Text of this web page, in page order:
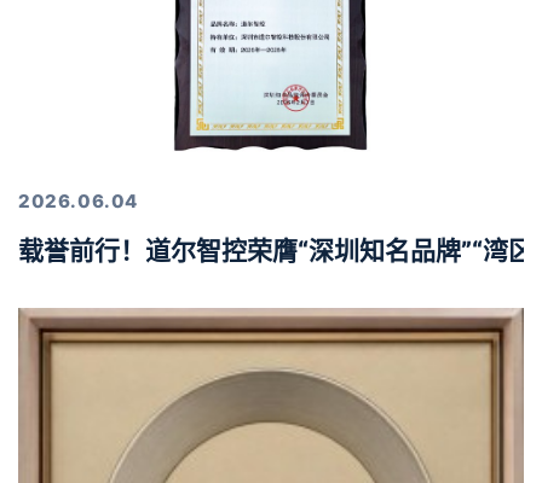
2026.06.04
载誉前行！道尔智控荣膺“深圳知名品牌”“湾